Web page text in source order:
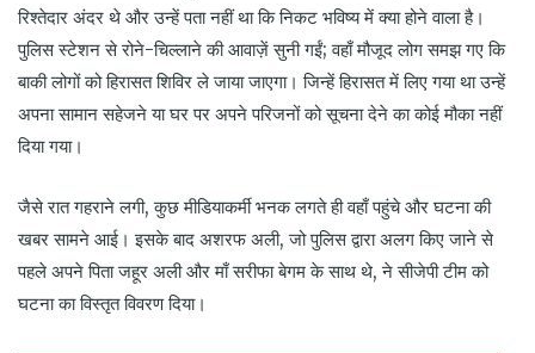
रिश्तेदार अंदर थे और उन्हें पता नहीं था कि निकट भविष्य में क्या होने वाला है।
पुलिस स्टेशन से रोने-चिल्लाने की आवाज़ें सुनी गईं; वहाँ मौजूद लोग समझ गए कि
बाकी लोगों को हिरासत शिविर ले जाया जाएगा। जिन्हें हिरासत में लिए गया था उन्हें
अपना सामान सहेजने या घर पर अपने परिजनों को सूचना देने का कोई मौका नहीं
दिया गया।
जैसे रात गहराने लगी, कुछ मीडियाकर्मी भनक लगते ही वहाँ पहुंचे और घटना की
खबर सामने आई। इसके बाद अशरफ अली, जो पुलिस द्वारा अलग किए जाने से
पहले अपने पिता जहूर अली और माँ सरीफा बेगम के साथ थे, ने सीजेपी टीम को
घटना का विस्तृत विवरण दिया।